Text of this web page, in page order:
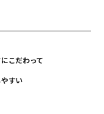
こだわって
すい